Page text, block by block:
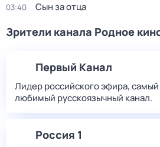
03:40 Сын за отца
Зрители канала Родное
Первый Канал
Лидер российского эфира,
любимый русскоязычный канал.
Россия 1